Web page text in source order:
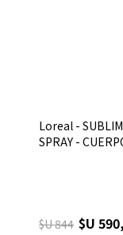
Loreal -
SPRAY -
$U 844 $U